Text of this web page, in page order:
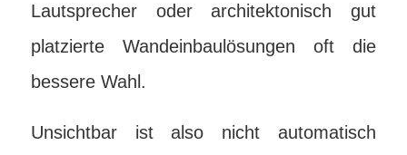
Lautsprecher oder architektonisch gut
platzierte Wandeinbaulösungen oft die
bessere Wahl.
Unsichtbar ist also nicht automatisch